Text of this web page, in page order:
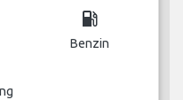
local_gas_station
Benzin